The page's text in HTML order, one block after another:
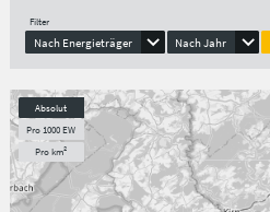
Filter
Nach Energieträger Nach Jahr
Absolut
Pro 1000 EW
Pro km²